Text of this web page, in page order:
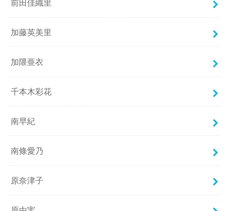
前田佳織里
加藤英美里
加隈亜衣
千本木彩花
南早紀
南條愛乃
原奈津子